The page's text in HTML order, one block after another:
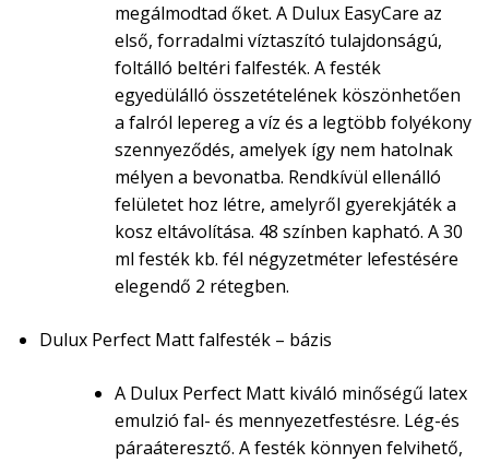
megálmodtad őket. A Dulux EasyCare az
első, forradalmi víztaszító tulajdonságú,
foltálló beltéri falfesték. A festék
egyedülálló összetételének köszönhetően
a falról lepereg a víz és a legtöbb folyékony
szennyeződés, amelyek így nem hatolnak
mélyen a bevonatba. Rendkívül ellenálló
felületet hoz létre, amelyről gyerekjáték a
kosz eltávolítása. 48 színben kapható. A 30
ml festék kb. fél négyzetméter lefestésére
elegendő 2 rétegben.
Dulux Perfect Matt falfesték – bázis
A Dulux Perfect Matt kiváló minőségű latex
emulzió fal- és mennyezetfestésre. Lég-és
páraáteresztő. A festék könnyen felvihető,